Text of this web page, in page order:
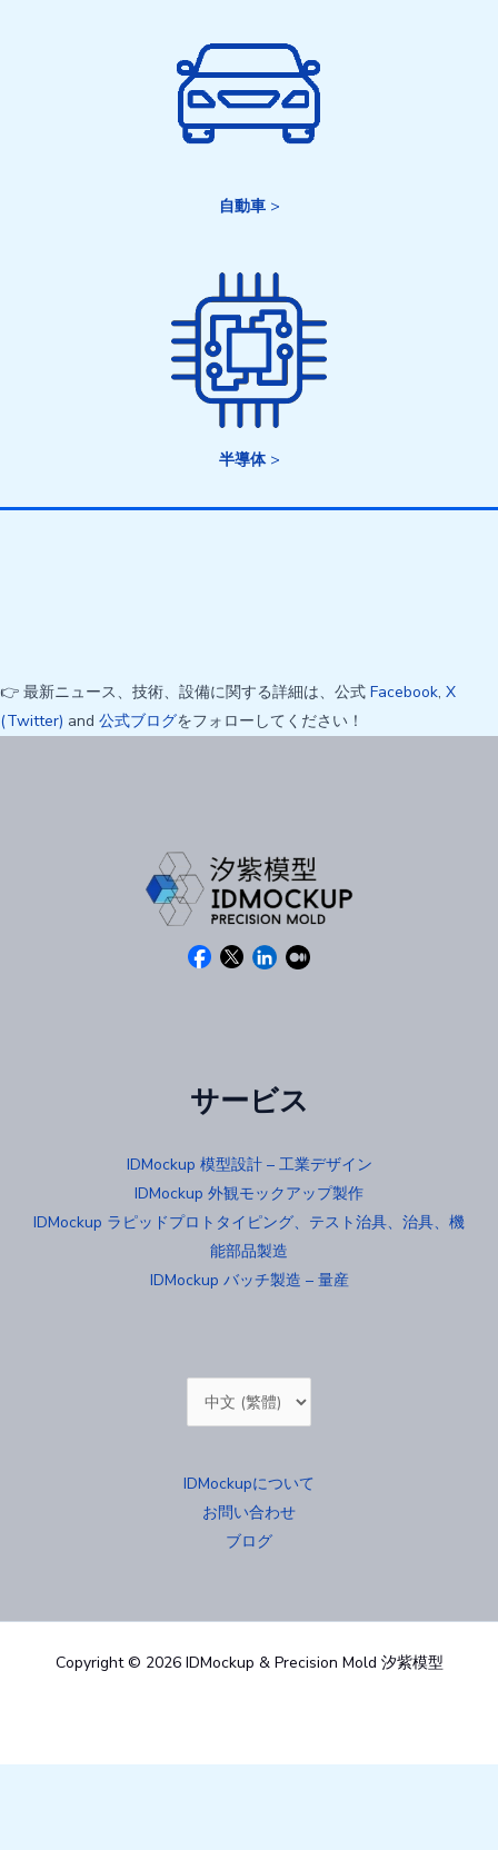
自動車>
半導体>
👉 最新ニュース、技術、設備に関する詳細は、公式 Facebook, X
(Twitter) and 公式ブログをフォローしてください！
サービス
IDMockup 模型設計 – 工業デザイン
IDMockup 外観モックアップ製作
IDMockup ラピッドプロトタイピング、テスト治具、治具、機
能部品製造
IDMockup バッチ製造 – 量産
Choose
a
IDMockupについて
お問い合わせ
ブログ
Copyright © 2026 IDMockup & Precision Mold 汐紫模型